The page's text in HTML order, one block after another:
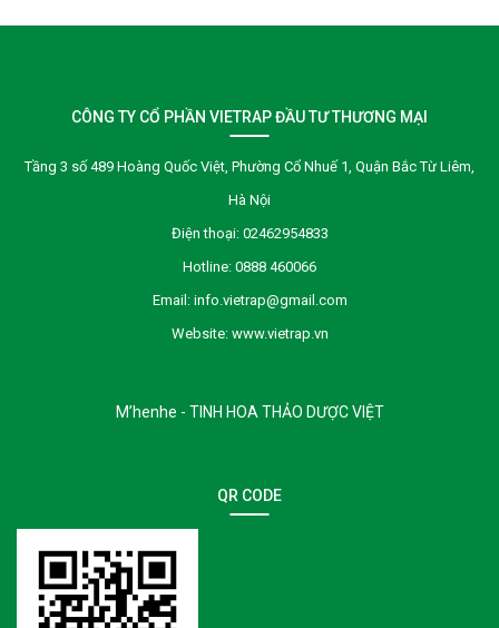
CÔNG TY CỔ PHẦN VIETRAP ĐẦU TƯ THƯƠNG MẠI
Tầng 3 số 489 Hoàng Quốc Việt, Phường Cổ Nhuế 1, Quận Bắc Từ Liêm,
Hà Nội
Điện thoại:02462954833
Hotline: 0888 460066
Email:info.vietrap@gmail.com
Website:www.vietrap.vn
M’henhe - TINH HOA THẢO DƯỢC VIỆT
QR CODE